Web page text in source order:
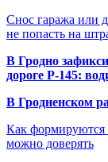
Снос гаража или
не попасть на
В Гродно
дороге Р-145:
В Гродненском
Как формируются
можно доверять